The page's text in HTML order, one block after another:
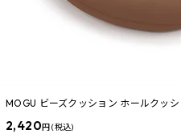
MOGU ビーズクッション ホールクッ
2,420円 (税込)